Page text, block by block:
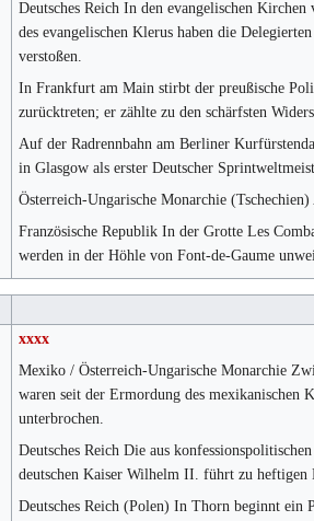
Deutsches Reich In den evangelischen
des evangelischen Klerus haben die
verstoßen.
In Frankfurt am Main stirbt der preußische
zurücktreten; er zählte zu den schärfsten
Auf der Radrennbahn am Berliner
in Glasgow als erster Deutscher
Österreich-Ungarische Monarchie
Französische Republik In der Grotte Les
werden in der Höhle von Font-de-Gaume
xxxx
Mexiko / Österreich-Ungarische Monarchie
waren seit der Ermordung des mexikanischen
unterbrochen.
Deutsches Reich Die aus
deutschen Kaiser Wilhelm II. führt zu heftigen
Deutsches Reich (Polen) In Thorn beginnt ein